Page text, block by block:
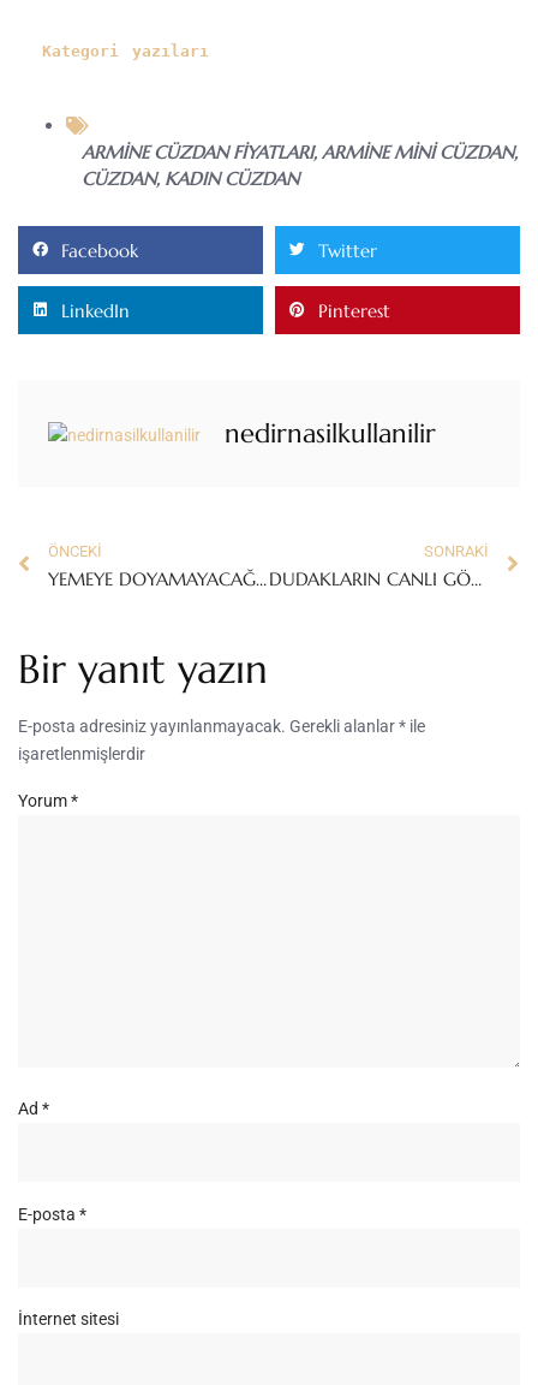
Kategori yazıları
ARMINE CÜZDAN FIYATLARI, ARMINE MINI CÜZDAN,
CÜZDAN, KADIN CÜZDAN
Facebook Twitter
LinkedIn Pinterest
nedirnasilkullanilir
ÖNCEKI
YEMEYE DOYAMAYACAĞINIZ BİR LEZZET: SU BÖREĞİ
SONRAKI
DUDAKLARIN CANLI GÖRÜNMESİ İÇİN KULLANMANIZ GEREKEN TEK CİHAZ!
Bir yanıt yazın
E-posta adresiniz yayınlanmayacak. Gerekli alanlar* ile
işaretlenmişlerdir
Yorum*
Ad *
E-posta *
İnternet sitesi